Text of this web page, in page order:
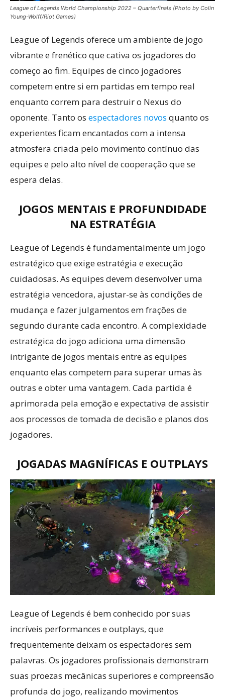
League of Legends World Championship 2022 – Quarterfinals (Photo by Colin
Young-Wolff/Riot Games)
League of Legends oferece um ambiente de jogo
vibrante e frenético que cativa os jogadores do
começo ao fim. Equipes de cinco jogadores
competem entre si em partidas em tempo real
enquanto correm para destruir o Nexus do
oponente. Tanto os espectadores novos quanto os
experientes ficam encantados com a intensa
atmosfera criada pelo movimento contínuo das
equipes e pelo alto nível de cooperação que se
espera delas.
JOGOS MENTAIS E PROFUNDIDADE
NA ESTRATÉGIA
League of Legends é fundamentalmente um jogo
estratégico que exige estratégia e execução
cuidadosas. As equipes devem desenvolver uma
estratégia vencedora, ajustar-se às condições de
mudança e fazer julgamentos em frações de
segundo durante cada encontro. A complexidade
estratégica do jogo adiciona uma dimensão
intrigante de jogos mentais entre as equipes
enquanto elas competem para superar umas às
outras e obter uma vantagem. Cada partida é
aprimorada pela emoção e expectativa de assistir
aos processos de tomada de decisão e planos dos
jogadores.
JOGADAS MAGNÍFICAS E OUTPLAYS
League of Legends é bem conhecido por suas
incríveis performances e outplays, que
frequentemente deixam os espectadores sem
palavras. Os jogadores profissionais demonstram
suas proezas mecânicas superiores e compreensão
profunda do jogo, realizando movimentos